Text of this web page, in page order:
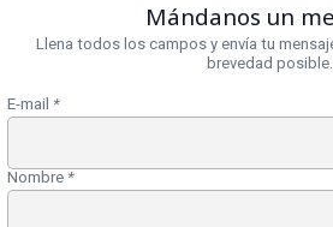
Mándanos un
Llena todos los campos y envía tu
brevedad posible.
E-mail *
Nombre *